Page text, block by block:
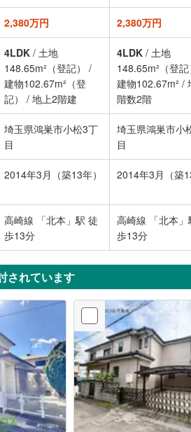
2,380万円 2,380万円
4LDK / 土地
148.65m²（登記）
/
建物102.67m²（登
記）
/ 地上2階建
4LDK / 土地
148.65m²（登
建物102.67m² /
階数2階
埼玉県鴻巣市小松3丁
目
埼玉県鴻巣市小
目
2014年3月（築13年） 2014年3月（築
高崎線 「北本」駅 徒
歩13分
高崎線 「北本」
歩13分
されています